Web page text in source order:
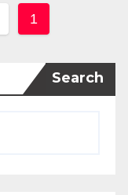
1
Search